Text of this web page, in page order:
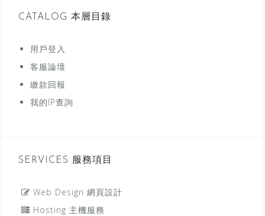
CATALOG 本層目錄
用戶登入
客服論壇
繳款回報
我的IP查詢
SERVICES 服務項目
Web Design 網頁設計
Hosting 主機服務